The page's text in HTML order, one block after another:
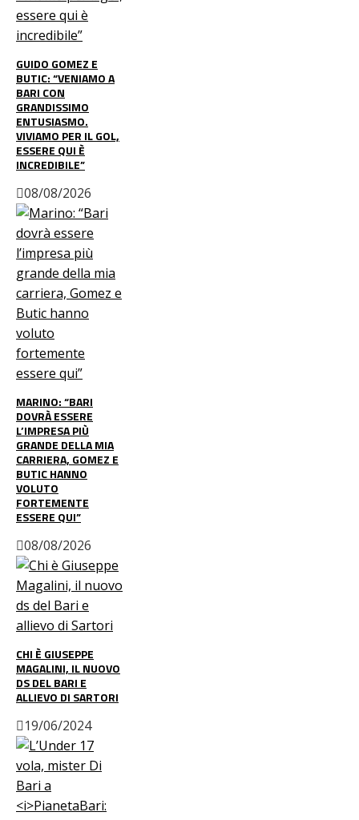
GUIDO GOMEZ E
BUTIC: “VENIAMO A
BARI CON
GRANDISSIMO
ENTUSIASMO.
VIVIAMO PER IL GOL,
ESSERE QUI È
INCREDIBILE”
08/08/2026
MARINO: “BARI
DOVRÀ ESSERE
L’IMPRESA PIÙ
GRANDE DELLA MIA
CARRIERA, GOMEZ E
BUTIC HANNO
VOLUTO
FORTEMENTE
ESSERE QUI”
08/08/2026
CHI È GIUSEPPE
MAGALINI, IL NUOVO
DS DEL BARI E
ALLIEVO DI SARTORI
19/06/2024